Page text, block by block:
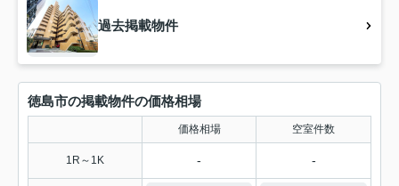
過去掲載物件
徳島市の掲載物件の価格相場
価格相場 空室件数
1R～1K - -